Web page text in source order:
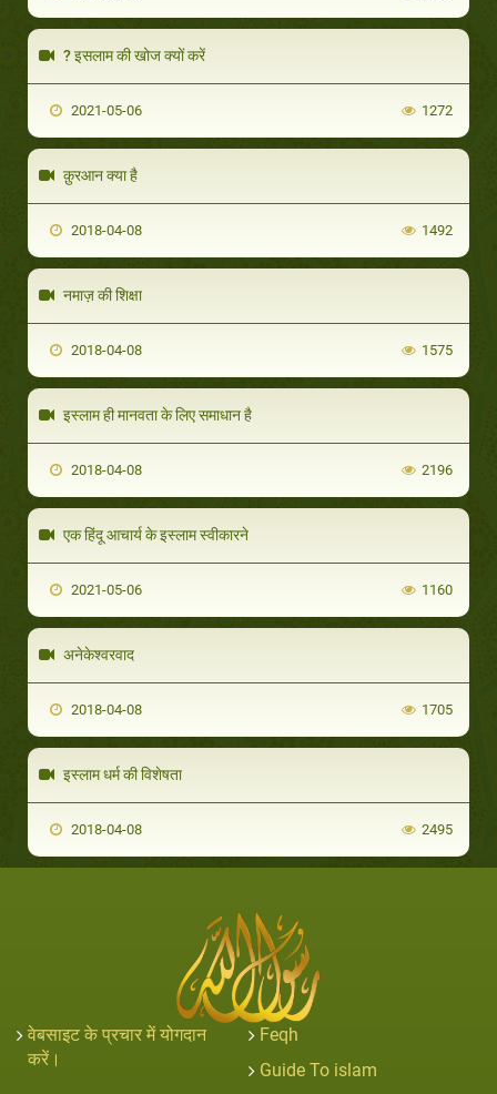
? इसलाम की खोज क्यों करें
2021-05-06 1272
क़ुरआन क्या है
2018-04-08 1492
नमाज़ की शिक्षा
2018-04-08 1575
इस्लाम ही मानवता के लिए समाधान है
2018-04-08 2196
एक हिंदू आचार्य के इस्लाम स्वीकारने
2021-05-06 1160
अनेकेश्वरवाद
2018-04-08 1705
इस्लाम धर्म की विशेषता
2018-04-08 2495
वेबसाइट के प्रचार में योगदान
करें।
Feqh
Guide To islam